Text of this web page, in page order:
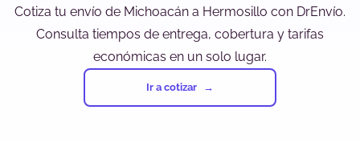
Cotiza tu envío de Michoacán a Hermosillo con DrEnvío.
Consulta tiempos de entrega, cobertura y tarifas
económicas en un solo lugar.
Ir a cotizar